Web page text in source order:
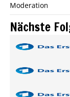
Moderation
Nächste